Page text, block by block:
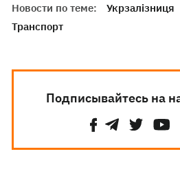
Новости по теме: Укрзалізниця
Транспорт
Подписывайтесь на